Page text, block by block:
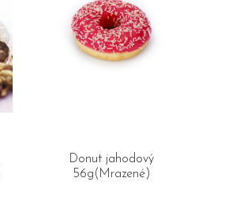
Donut jahodový
56g(Mrazené)